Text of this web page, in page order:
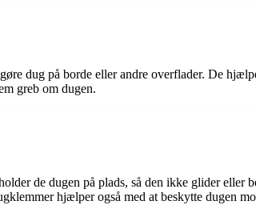
dug på borde eller andre overflader. De
greb om dugen.
de dugen på plads, så den ikke glider
hjælper også med at beskytte dugen